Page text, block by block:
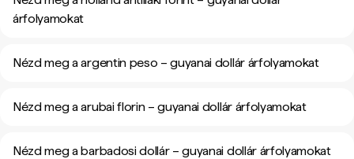
árfolyamokat
Nézd meg a argentin peso – guyanai dollár árfolyamokat
Nézd meg a arubai florin – guyanai dollár árfolyamokat
Nézd meg a barbadosi dollár – guyanai dollár árfolyamokat